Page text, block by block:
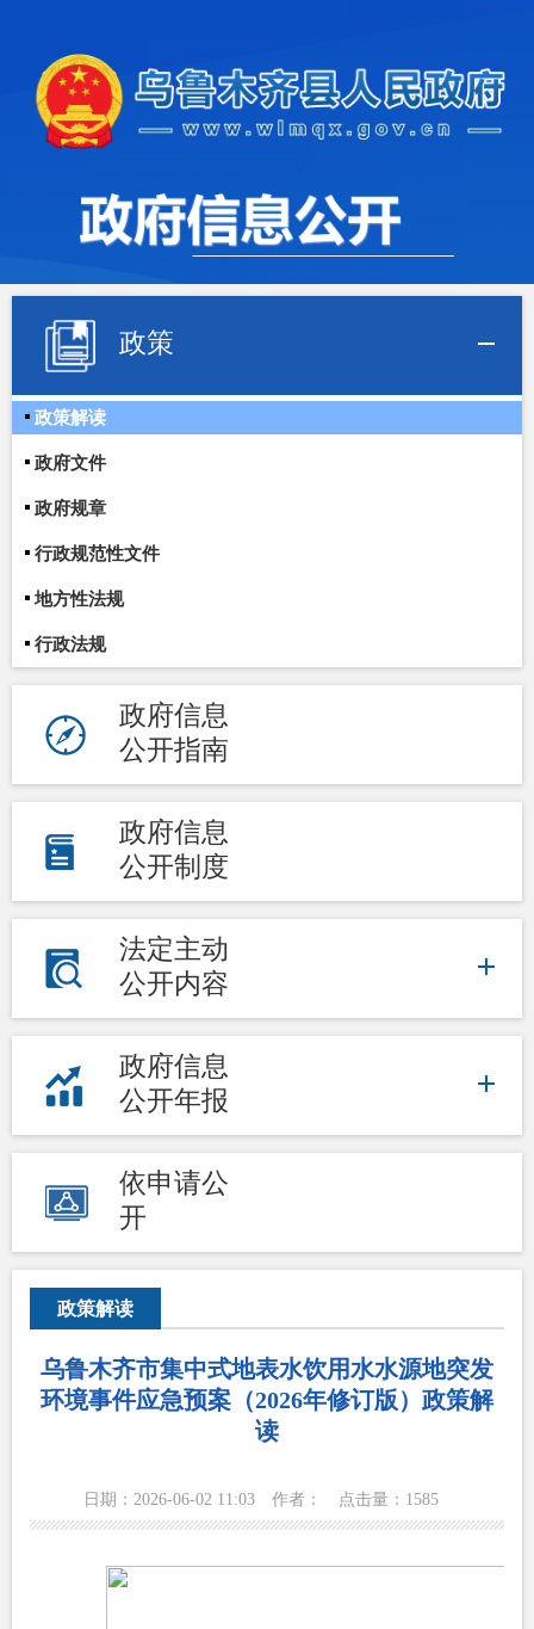
政策
政策解读
政府文件
政府规章
行政规范性文件
地方性法规
行政法规
政府信息
公开指南
政府信息
公开制度
法定主动
公开内容
政府信息
公开年报
依申请公
开
政策解读
乌鲁木齐市集中式地表水饮用水水源地突发
环境事件应急预案（2026年修订版）政策解
读
日期：2026-06-02 11:03 作者： 点击量： 1585